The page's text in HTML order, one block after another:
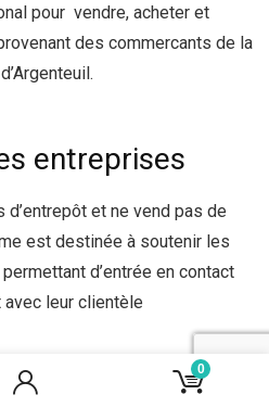
0
pour vendre, acheter et
des commercants de la
entreprises
d’entrepôt et ne vend pas de
est destinée à soutenir les
d’entrée en contact
leur clientèle
d'esprit